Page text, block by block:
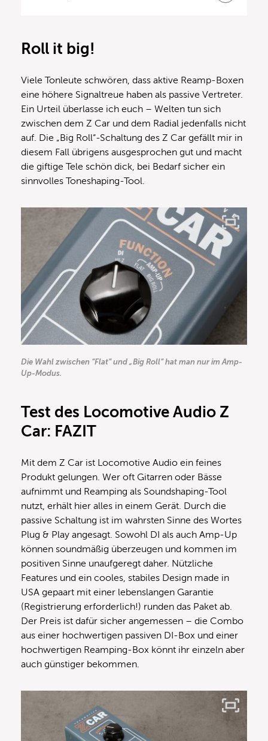
Roll it big!
Viele Tonleute schwören, dass aktive Reamp-Boxen
eine höhere Signaltreue haben als passive Vertreter.
Ein Urteil überlasse ich euch – Welten tun sich
zwischen dem Z Car und dem Radial jedenfalls nicht
auf. Die „Big Roll“-Schaltung des Z Car gefällt mir in
diesem Fall übrigens ausgesprochen gut und macht
die giftige Tele schön dick, bei Bedarf sicher ein
sinnvolles Toneshaping-Tool.
Die Wahl zwischen “Flat“ und „Big Roll“ hat man nur im Amp-
Up-Modus.
Test des Locomotive Audio Z
Car: FAZIT
Mit dem Z Car ist Locomotive Audio ein feines
Produkt gelungen. Wer oft Gitarren oder Bässe
aufnimmt und Reamping als Soundshaping-Tool
nutzt, erhält hier alles in einem Gerät. Durch die
passive Schaltung ist im wahrsten Sinne des Wortes
Plug & Play angesagt. Sowohl DI als auch Amp-Up
können soundmäßig überzeugen und kommen im
positiven Sinne unaufgeregt daher. Nützliche
Features und ein cooles, stabiles Design made in
USA gepaart mit einer lebenslangen Garantie
(Registrierung erforderlich!) runden das Paket ab.
Der Preis ist dafür sicher angemessen – die Combo
aus einer hochwertigen passiven DI-Box und einer
hochwertigen Reamping-Box könnt ihr einzeln aber
auch günstiger bekommen.